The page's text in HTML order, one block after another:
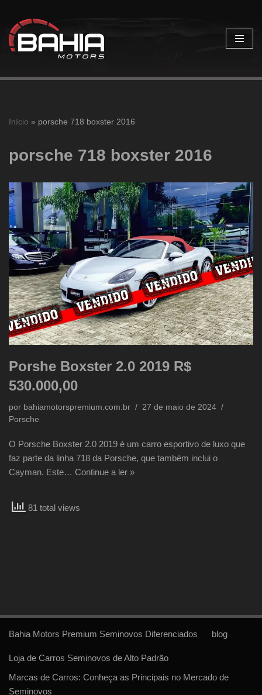
Pular
para
Início » porsche 718 boxster 2016
porsche 718 boxster 2016
Porshe Boxster 2.0 2019 R$
530.000,00
por bahiamotorspremium.com.br
27 de maio de 2024
Porsche
O Porsche Boxster 2.0 2019 é um carro esportivo de luxo que
faz parte da linha 718 da Porsche, que também inclui o
Cayman. Este… Continue a ler »
81 total views
Bahia Motors Premium Seminovos Diferenciados blog
Loja de Carros Seminovos de Alto Padrão
Marcas de Carros: Conheça as Principais no Mercado de
Seminovos